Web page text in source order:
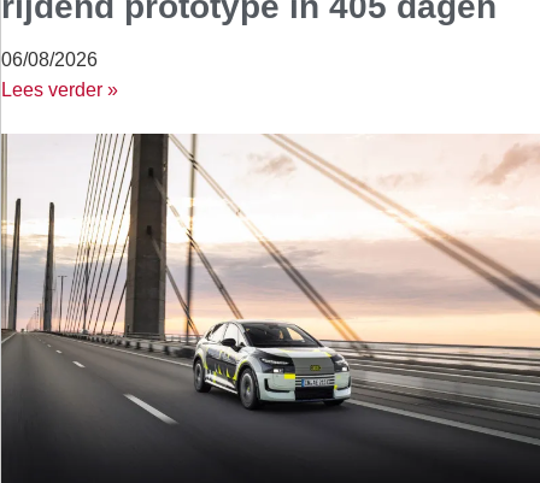
06/08/2026
Lees verder »